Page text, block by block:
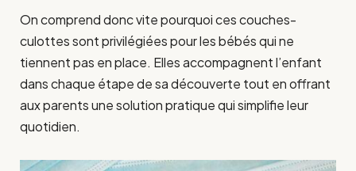
On comprend donc vite pourquoi ces couches-
culottes sont privilégiées pour les bébés qui ne
tiennent pas en place. Elles accompagnent l’enfant
dans chaque étape de sa découverte tout en offrant
aux parents une solution pratique qui simplifie leur
quotidien.